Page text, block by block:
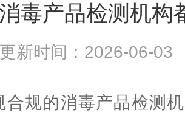
消毒产品检测机构
更新时间：2026-06-
合规的消毒产品检测